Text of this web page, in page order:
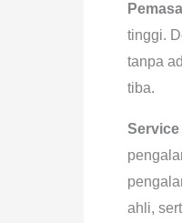
tinggi.
tanpa
tiba.
ahli,